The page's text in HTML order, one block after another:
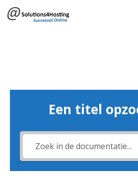
naar
Een titel